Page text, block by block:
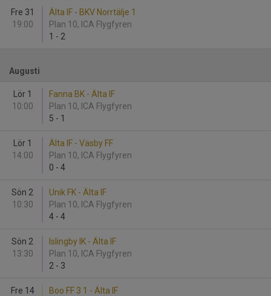
Fre 31
19:00
Älta IF - BKV Norrtälje 1
Plan 10, ICA Flygfyren
1 - 2
Augusti
Lör 1
10:00
Fanna BK - Älta IF
Plan 10, ICA Flygfyren
5 - 1
Lör 1
14:00
Älta IF - Väsby FF
Plan 10, ICA Flygfyren
0 - 4
Sön 2
10:30
Unik FK - Älta IF
Plan 10, ICA Flygfyren
4 - 4
Sön 2
13:30
Islingby IK - Älta IF
Plan 10, ICA Flygfyren
2 - 3
Fre 14
Boo FF 3 1 - Älta IF